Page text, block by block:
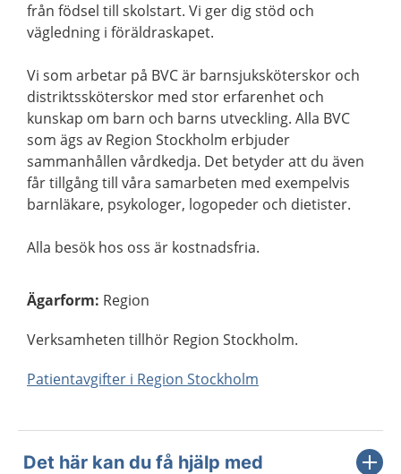
från födsel till skolstart. Vi ger dig stöd och
vägledning i föräldraskapet.
Vi som arbetar på BVC är barnsjuksköterskor och
distriktssköterskor med stor erfarenhet och
kunskap om barn och barns utveckling. Alla BVC
som ägs av Region Stockholm erbjuder
sammanhållen vårdkedja. Det betyder att du även
får tillgång till våra samarbeten med exempelvis
barnläkare, psykologer, logopeder och dietister.
Alla besök hos oss är kostnadsfria.
Ägarform: Region
Verksamheten tillhör Region Stockholm.
Patientavgifter i Region Stockholm
Det här kan du få hjälp med